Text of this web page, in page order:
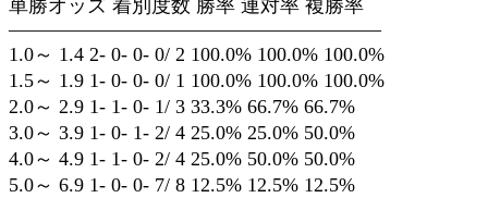
単勝オッズ 着別度数 勝率 連対率 複勝率
———————————————————
1.0～ 1.4 2- 0- 0- 0/ 2 100.0% 100.0% 100.0%
1.5～ 1.9 1- 0- 0- 0/ 1 100.0% 100.0% 100.0%
2.0～ 2.9 1- 1- 0- 1/ 3 33.3% 66.7% 66.7%
3.0～ 3.9 1- 0- 1- 2/ 4 25.0% 25.0% 50.0%
4.0～ 4.9 1- 1- 0- 2/ 4 25.0% 50.0% 50.0%
5.0～ 6.9 1- 0- 0- 7/ 8 12.5% 12.5% 12.5%